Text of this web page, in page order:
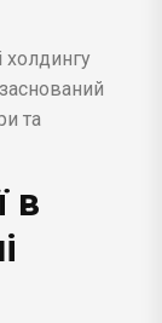
холдингу
та
в